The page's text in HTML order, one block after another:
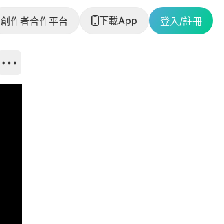
創作者合作平台 下載App 登入/註冊